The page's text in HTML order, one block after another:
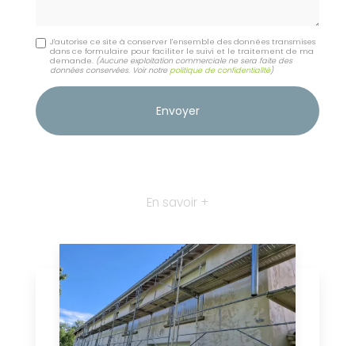
J'autorise ce site à conserver l'ensemble des données transmises
dans ce formulaire pour faciliter le suivi et le traitement de ma
demande. (Aucune exploitation commerciale ne sera faite des
données conservées. Voir notrepolitique de confidentialité)
En savoir +